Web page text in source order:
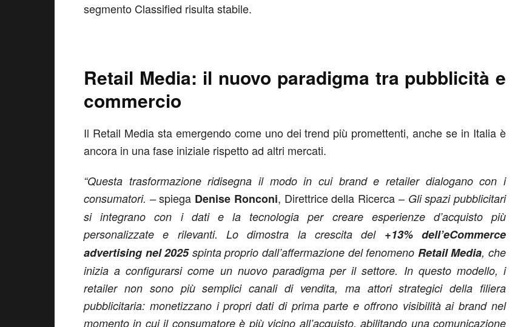
segmento Classified risulta stabile.
Retail Media: il nuovo paradigma tra pubblicità e
commercio
Il Retail Media sta emergendo come uno dei trend più promettenti, anche se in Italia è
ancora in una fase iniziale rispetto ad altri mercati.
“Questa trasformazione ridisegna il modo in cui brand e retailer dialogano con i
consumatori. –spiega Denise Ronconi, Direttrice della Ricerca – Gli spazi pubblicitari
si integrano con i dati e la tecnologia per creare esperienze d’acquisto più
personalizzate e rilevanti. Lo dimostra la crescita del +13% dell’eCommerce
advertising nel 2025spinta proprio dall’affermazione del fenomeno Retail Media, che
inizia a configurarsi come un nuovo paradigma per il settore. In questo modello, i
retailer non sono più semplici canali di vendita, ma attori strategici della filiera
pubblicitaria: monetizzano i propri dati di prima parte e offrono visibilità ai brand nel
momento in cui il consumatore è più vicino all’acquisto, abilitando una comunicazione